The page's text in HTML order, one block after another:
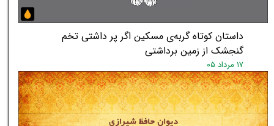
داستان کوتاه گربه‌ی مسکین اگر پر داشتی تخم
گنجشک از زمین برداشتی
۱۷ مرداد ۰۵